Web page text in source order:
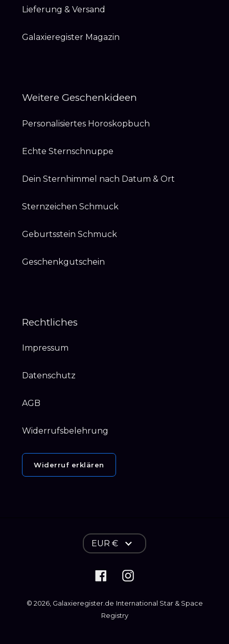
Lieferung & Versand
Galaxieregister Magazin
Weitere Geschenkideen
Personalisiertes Horoskopbuch
Echte Sternschnuppe
Dein Sternhimmel nach Datum & Ort
Sternzeichen Schmuck
Geburtsstein Schmuck
Geschenkgutschein
Rechtliches
Impressum
Datenschutz
AGB
Widerrufsbelehrung
Widerruf erklären
W
ä
u
EUR €
FacebookInstagram
© 2026, Galaxieregister.de International Star & Space
Registry